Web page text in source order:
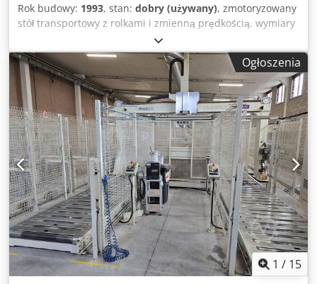
Rok budowy: 1993, stan: dobry (używany), zmotoryzowany
stół transportowy z rolkami i zmienną prędkością. wymiary
dł. x szer. x wys. = 2950 x 1300 x 900 mm prędkość posuwu
var. regulowana wysokość +/- 15 cm maks. obciążenie 50
kg/ m Proszę poinformować o maszynach używanych: -
Dane techniczne bez zobowiązań, błąd i pośrednie rezerwy
sprzedaży. - Cena jest uważana za cenę ex-location. -
Wszystkie artykuły lub maszyny są kupowane tak jak widać,
bez prawa do gwarancji. - Do wyboru kupującego pozostaje
obejrzenie maszyn przed ich zakupem w miejscu ich
ustawienia. Dcsdpfx Amjgvvn Eovek - Specjalne
uzgodnienia są możliwe, ale ważne tylko w formie
pisemnej. (Odpowiadamy na zapytania tylko z podanym
adresem + numerem telefonu!)
Ogłoszenia
1 / 15